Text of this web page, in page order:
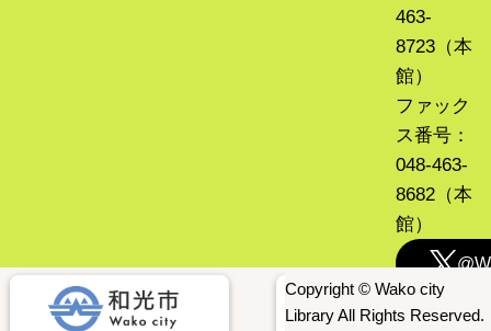
463-
8723（本
館）
ファック
ス番号：
048-463-
8682（本
館）
Copyright © Wako city
Library All Rights Reserved.